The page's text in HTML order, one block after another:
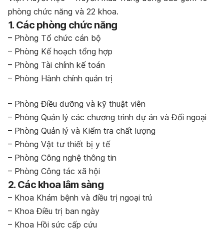
phòng chức năng và 22 khoa.
1. Các phòng chức năng
– Phòng Tổ chức cán bộ
– Phòng Kế hoạch tổng hợp
– Phòng Tài chính kế toán
– Phòng Hành chính quản trị
– Phòng Điều dưỡng và kỹ thuật viên
– Phòng Quản lý các chương trình dự án và Đối ngoại
– Phòng Quản lý và Kiểm tra chất lượng
– Phòng Vật tư thiết bị y tế
– Phòng Công nghệ thông tin
– Phòng Công tác xã hội
2. Các khoa lâm sàng
– Khoa Khám bệnh và điều trị ngoại trú
– Khoa Điều trị ban ngày
– Khoa Hồi sức cấp cứu